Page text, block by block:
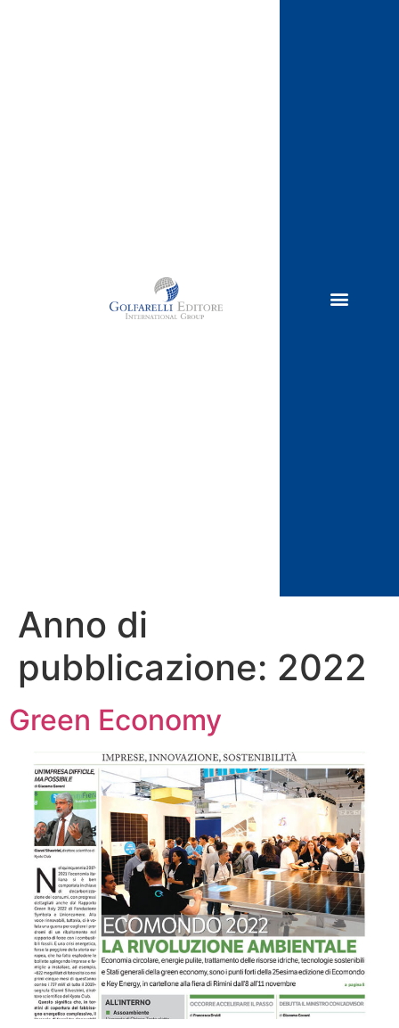
Anno di
pubblicazione: 2022
Green Economy